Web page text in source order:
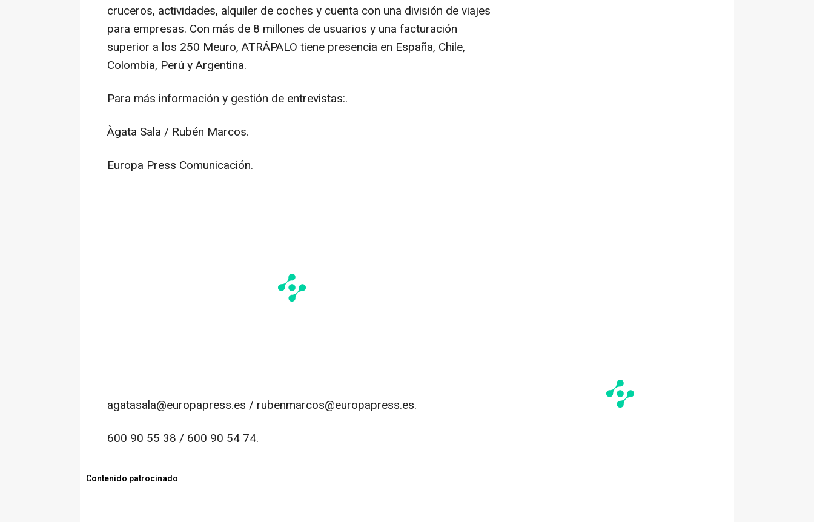
cruceros, actividades, alquiler de coches y cuenta con una división de viajes
para empresas. Con más de 8 millones de usuarios y una facturación
superior a los 250 Meuro, ATRÁPALO tiene presencia en España, Chile,
Colombia, Perú y Argentina.
Para más información y gestión de entrevistas:.
Àgata Sala / Rubén Marcos.
Europa Press Comunicación.
agatasala@europapress.es / rubenmarcos@europapress.es.
600 90 55 38 / 600 90 54 74.
Contenido patrocinado